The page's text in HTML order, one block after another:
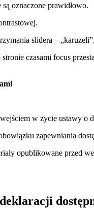
oznaczone prawidłowo.
slidera –
czasami focus
w życie ustawy o
zapewniania
opublikowane przed